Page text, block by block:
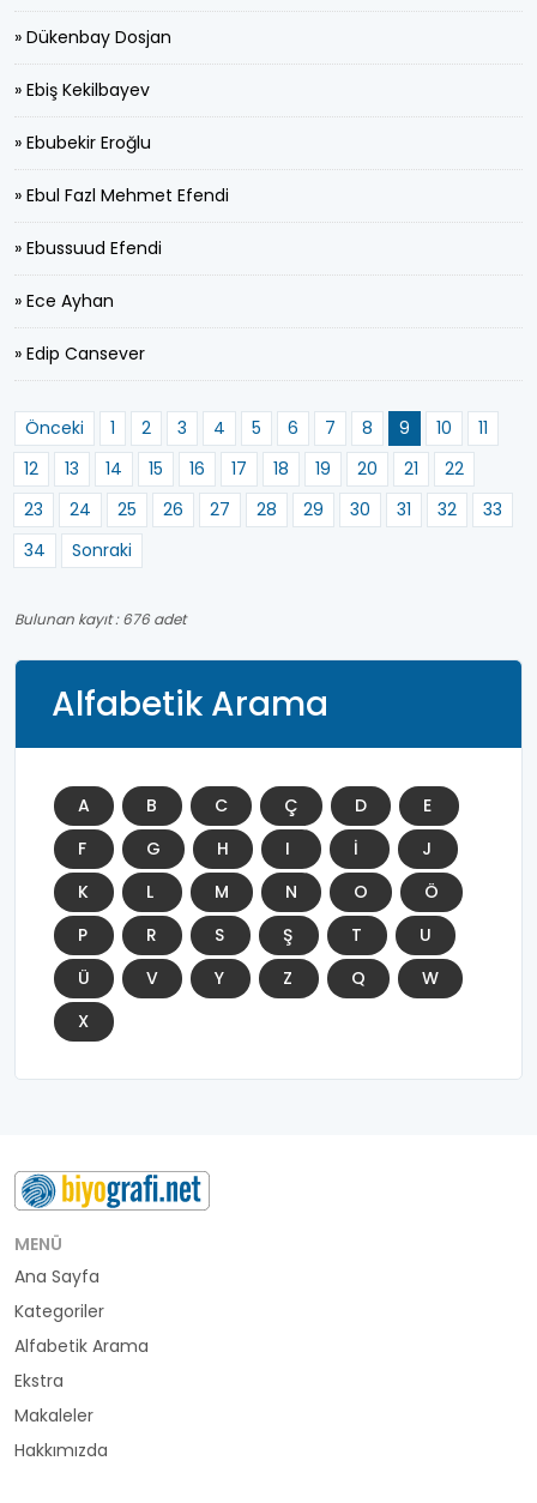
» Dükenbay Dosjan
» Ebiş Kekilbayev
» Ebubekir Eroğlu
» Ebul Fazl Mehmet Efendi
» Ebussuud Efendi
» Ece Ayhan
» Edip Cansever
Önceki 1 2 3 4 5 6 7 8 9 10
11
12
13 14 15 16 17 18 19 20 21
22
23
24 25 26 27 28 29 30 31 32
33
34
Sonraki
Bulunan kayıt : 676 adet
Alfabetik Arama
A B C Ç D
E
F
G H I İ
J
K
L M N O
Ö
P
R S Ş T
U
Ü
V Y Z Q
W
X
MENÜ
Ana Sayfa
Kategoriler
Alfabetik Arama
Ekstra
Makaleler
Hakkımızda